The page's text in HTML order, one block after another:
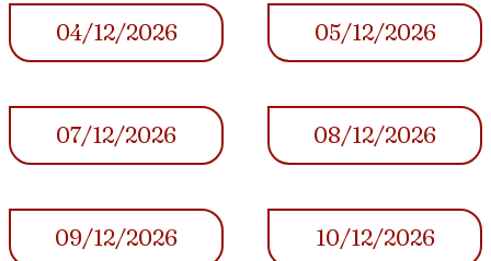
04/12/2026 05/12/2026
07/12/2026 08/12/2026
09/12/2026 10/12/2026